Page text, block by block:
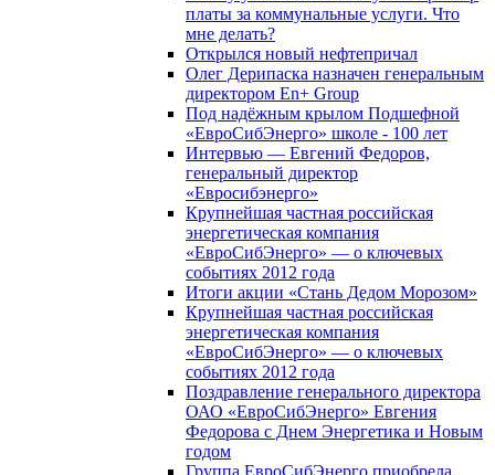
платы за коммунальные услуги. Что
мне делать?
Открылся новый нефтепричал
Олег Дерипаска назначен генеральным
директором En+ Group
Под надёжным крылом Подшефной
«ЕвроСибЭнерго» школе - 100 лет
Интервью — Евгений Федоров,
генеральный директор
«Евросибэнерго»
Крупнейшая частная российская
энергетическая компания
«ЕвроСибЭнерго» — о ключевых
событиях 2012 года
Итоги акции «Стань Дедом Морозом»
Крупнейшая частная российская
энергетическая компания
«ЕвроСибЭнерго» — о ключевых
событиях 2012 года
Поздравление генерального директора
ОАО «ЕвроСибЭнерго» Евгения
Федорова с Днем Энергетика и Новым
годом